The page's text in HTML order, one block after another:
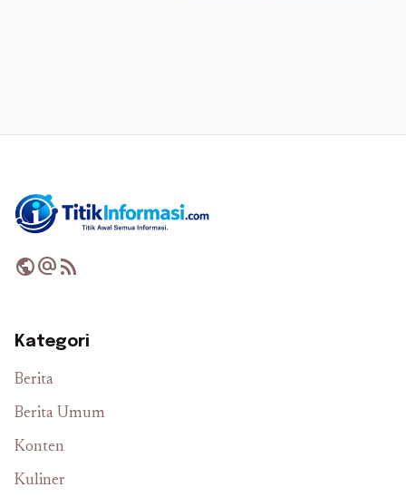
publicalternate_emailrss_feed
Kategori
Berita
Berita Umum
Konten
Kuliner